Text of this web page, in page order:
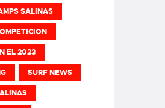
SALINAS
EL 2023
SURF NEWS